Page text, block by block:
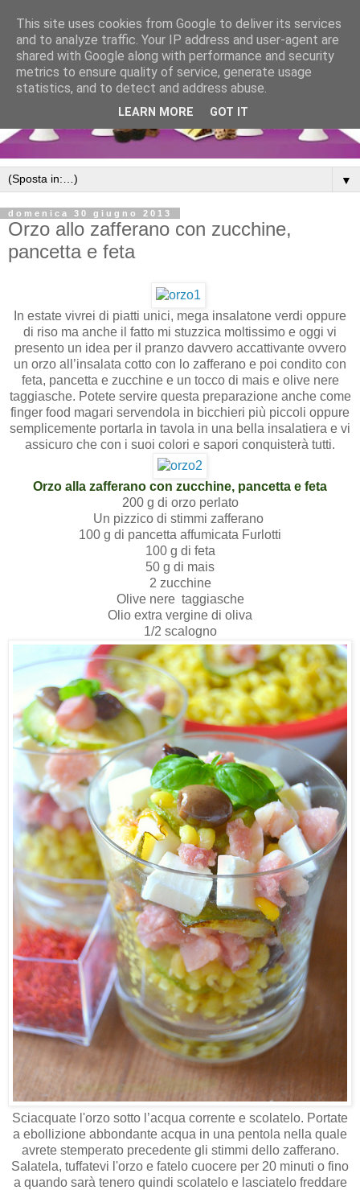
▼
domenica 30 giugno 2013
Orzo allo zafferano con zucchine,
pancetta e feta
In estate vivrei di piatti unici, mega insalatone verdi oppure
di riso ma anche il fatto mi stuzzica moltissimo e oggi vi
presento un idea per il pranzo davvero accattivante ovvero
un orzo all’insalata cotto con lo zafferano e poi condito con
feta, pancetta e zucchine e un tocco di mais e olive nere
taggiasche. Potete servire questa preparazione anche come
finger food magari servendola in bicchieri più piccoli oppure
semplicemente portarla in tavola in una bella insalatiera e vi
assicuro che con i suoi colori e sapori conquisterà tutti.
Orzo alla zafferano con zucchine, pancetta e feta
200 g di orzo perlato
Un pizzico di stimmi zafferano
100 g di pancetta affumicata Furlotti
100 g di feta
50 g di mais
2 zucchine
Olive nere taggiasche
Olio extra vergine di oliva
1/2 scalogno
Sciacquate l'orzo sotto l’acqua corrente e scolatelo. Portate
a ebollizione abbondante acqua in una pentola nella quale
avrete stemperato precedente gli stimmi dello zafferano.
Salatela, tuffatevi l'orzo e fatelo cuocere per 20 minuti o fino
a quando sarà tenero quindi scolatelo e lasciatelo freddare
This site uses cookies from Google to deliver its services
and to analyze traffic. Your IP address and user-agent are
shared with Google along with performance and security
metrics to ensure quality of service, generate usage
statistics, and to detect and address abuse.
LEARN MORE GOT IT